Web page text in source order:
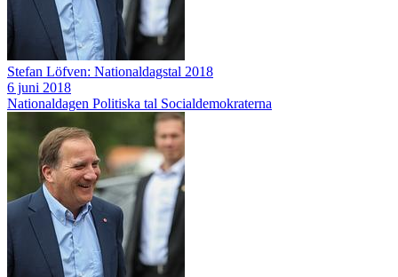
Stefan Löfven: Nationaldagstal 2018
6 juni 2018
Nationaldagen Politiska tal Socialdemokraterna